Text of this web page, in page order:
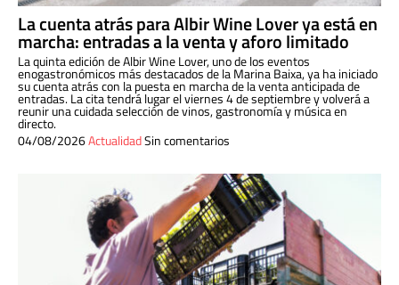
La cuenta atrás para Albir Wine Lover ya está en
marcha: entradas a la venta y aforo limitado
La quinta edición de Albir Wine Lover, uno de los eventos
enogastronómicos más destacados de la Marina Baixa, ya ha iniciado
su cuenta atrás con la puesta en marcha de la venta anticipada de
entradas. La cita tendrá lugar el viernes 4 de septiembre y volverá a
reunir una cuidada selección de vinos, gastronomía y música en
directo.
04/08/2026ActualidadSin comentarios